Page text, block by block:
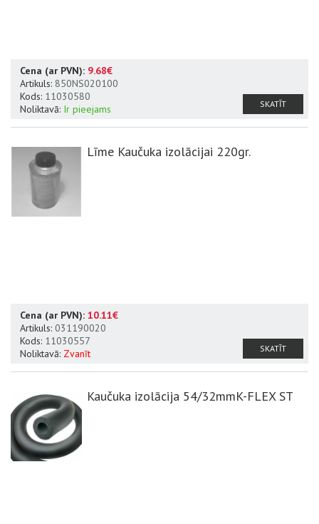
Cena (ar PVN): 9.68€
Artikuls: 850NS020100
Kods: 11030580
Noliktavā: Ir pieejams SKATĪT
Līme Kaučuka izolācijai 220gr.
Cena (ar PVN): 10.11€
Artikuls: 031190020
Kods: 11030557
Noliktavā: Zvanīt SKATĪT
Kaučuka izolācija 54/32mmK-FLEX ST